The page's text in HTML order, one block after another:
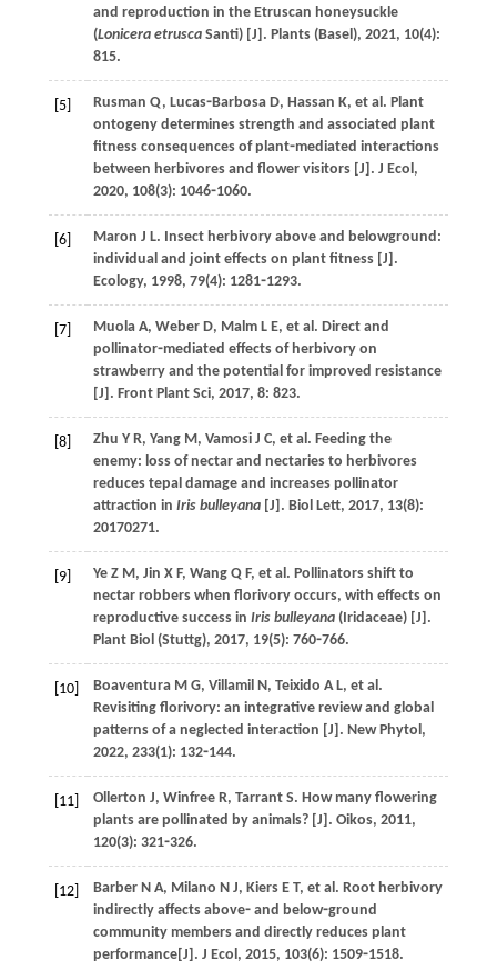
and reproduction in the Etruscan honeysuckle
(Lonicera etruscaSanti) [J]. Plants (Basel), 2021, 10(4):
815.
[5] Rusman Q, Lucas⁃Barbosa D, Hassan K, et al . Plant
ontogeny determines strength and associated plant
fitness consequences of plant⁃mediated interactions
between herbivores and flower visitors [J]. J Ecol ,
2020, 108(3): 1046⁃1060.
[6] Maron J L. Insect herbivory above and belowground:
individual and joint effects on plant fitness [J].
Ecology, 1998, 79(4): 1281⁃1293.
[7] Muola A, Weber D, Malm L E, et al . Direct and
pollinator⁃mediated effects of herbivory on
strawberry and the potential for improved resistance
[J]. Front Plant Sci, 2017, 8: 823.
[8] Zhu Y R, Yang M, Vamosi J C, et al . Feeding the
enemy: loss of nectar and nectaries to herbivores
reduces tepal damage and increases pollinator
attraction in Iris bulleyana[J]. Biol Lett, 2017, 13(8):
20170271.
[9] Ye Z M, Jin X F, Wang Q F, et al . Pollinators shift to
nectar robbers when florivory occurs, with effects on
reproductive success in Iris bulleyana(Iridaceae) [J].
Plant Biol (Stuttg), 2017, 19(5): 760⁃766.
[10] Boaventura M G, Villamil N, Teixido A L, et al .
Revisiting florivory: an integrative review and global
patterns of a neglected interaction [J]. New Phytol ,
2022, 233(1): 132⁃144.
[11] Ollerton J, Winfree R, Tarrant S. How many flowering
plants are pollinated by animals? [J]. Oikos, 2011,
120(3): 321⁃326.
[12] Barber N A, Milano N J, Kiers E T, et al . Root herbivory
indirectly affects above⁃ and below⁃ground
community members and directly reduces plant
performance[J]. J Ecol , 2015, 103(6): 1509⁃1518.